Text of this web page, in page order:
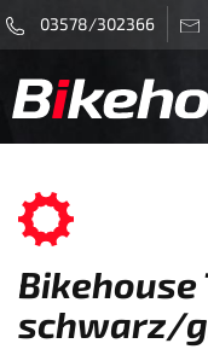
03578/302366
schwarz/